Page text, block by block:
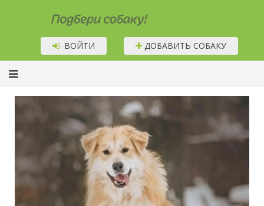
Подбери собаку!
ВОЙТИ ДОБАВИТЬ СОБАКУ